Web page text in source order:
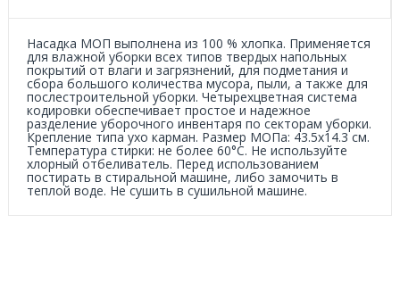
Насадка МОП выполнена из 100 % хлопка. Применяется
для влажной уборки всех типов твердых напольных
покрытий от влаги и загрязнений, для подметания и
сбора большого количества мусора, пыли, а также для
послестроительной уборки. Четырехцветная система
кодировки обеспечивает простое и надежное
разделение уборочного инвентаря по секторам уборки.
Крепление типа ухо карман. Размер МОПа: 43.5x14.3 см.
Температура стирки: не более 60°С. Не используйте
хлорный отбеливатель. Перед использованием
постирать в стиральной машине, либо замочить в
теплой воде. Не сушить в сушильной машине.